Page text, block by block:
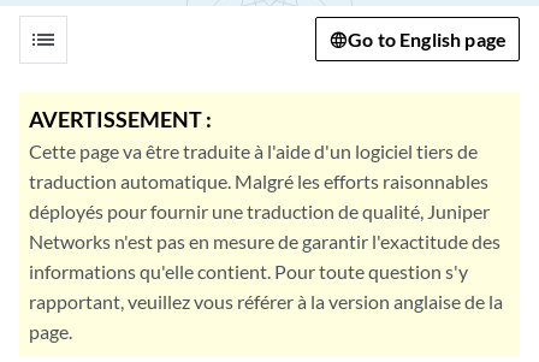
list Go to English page
AVERTISSEMENT :
Cette page va être traduite à l'aide d'un logiciel tiers de
traduction automatique. Malgré les efforts raisonnables
déployés pour fournir une traduction de qualité, Juniper
Networks n'est pas en mesure de garantir l'exactitude des
informations qu'elle contient. Pour toute question s'y
rapportant, veuillez vous référer à la version anglaise de la
page.